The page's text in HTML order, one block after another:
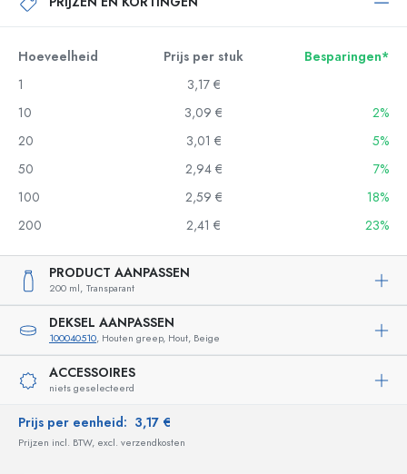
Hoeveelheid Prijs per stuk
Besparingen*
1
3,17 €
10
3,09 €
2%
20
3,01 €
5%
50
2,94 €
7%
100
2,59 €
18%
200
2,41 € 23%
PRODUCT AANPASSEN
200 ml, Transparant
DEKSEL AANPASSEN
100040510, Houten greep, Hout, Beige
ACCESSOIRES
niets geselecteerd
Prijs per eenheid: 3,17 €
Prijzen incl. BTW, excl. verzendkosten